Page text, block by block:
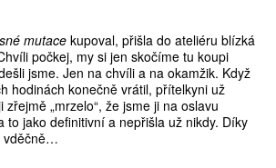
mutace kupoval, přišla do ateliéru blízká
počkej, my si jen skočíme tu koupi
jsme. Jen na chvíli a na okamžik. Když
hodinách konečně vrátil, přítelkyni už
zřejmě „mrzelo“, že jsme ji na oslavu
to jako definitivní a nepřišla už nikdy. Díky
vděčně…